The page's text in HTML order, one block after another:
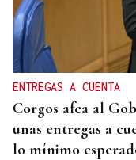
ENTREGAS A CUENTA
Corgos afea al
unas entregas a
lo mínimo